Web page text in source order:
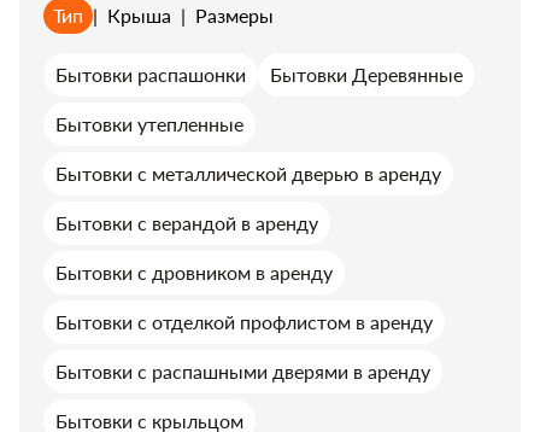
Тип | Крыша | Размеры
Бытовки распашонки Бытовки Деревянные
Бытовки утепленные
Бытовки с металлической дверью в аренду
Бытовки с верандой в аренду
Бытовки с дровником в аренду
Бытовки с отделкой профлистом в аренду
Бытовки с распашными дверями в аренду
Бытовки с крыльцом